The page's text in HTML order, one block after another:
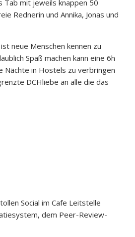
Tab mit jeweils knappen 50
Rednerin und Annika, Jonas und
neue Menschen kennen zu
Spaß machen kann eine 6h
Nächte in Hostels zu verbringen
DCHliebe an alle die das
Social im Cafe Leitstelle
dem Peer-Review-